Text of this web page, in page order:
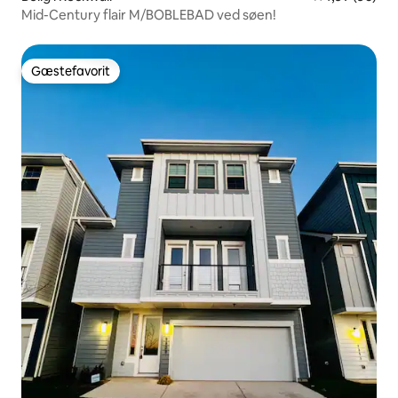
Mid-Century flair M/BOBLEBAD ved søen!
Gæstefavorit
Gæstefavorit